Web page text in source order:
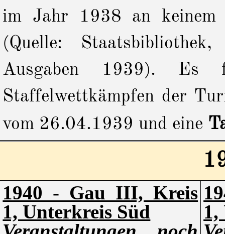
im Jahr 1938 an keinem
(Quelle:
Ausgaben 1939). Es
Staffelwettkämpfen der
vom 26.04.1939 und eine
1940 - Gau III, Kreis
1, Unterkreis Süd
1,